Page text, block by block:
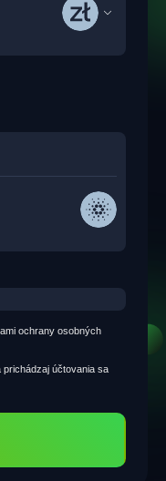
ochrany osobných
účtovania sa